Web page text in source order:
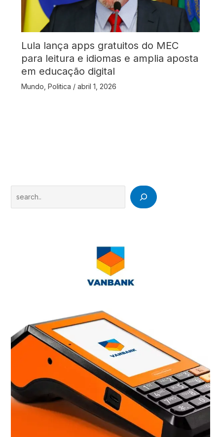
Lula lança apps gratuitos do MEC
para leitura e idiomas e amplia aposta
em educação digital
Mundo Politica / abril 1, 2026